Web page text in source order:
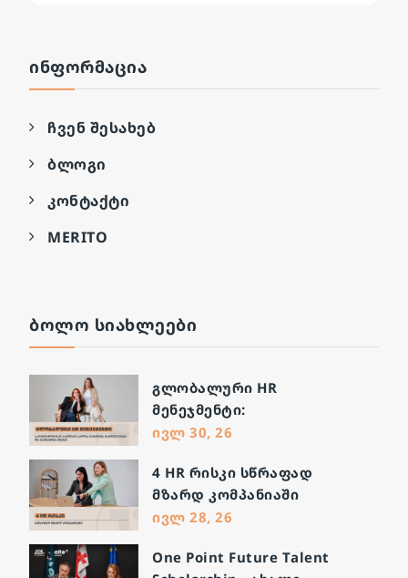
ᲘᲜᲤᲝᲠᲛᲐᲪᲘᲐ
ჩვენ შესახებ
ბლოგი
კონტაქტი
MERITO
ᲑᲝᲚᲝ ᲡᲘᲐᲮᲚᲔᲔᲑᲘ
გლობალური HR
მენეჯმენტი:
საერთაშორისო სამუშაო
გამოწვევები და გადაჭრის
გზები
ივლ 30, 26
4 HR რისკი სწრაფად
მზარდ კომპანიაში
ივლ 28, 26
One Point Future Talent